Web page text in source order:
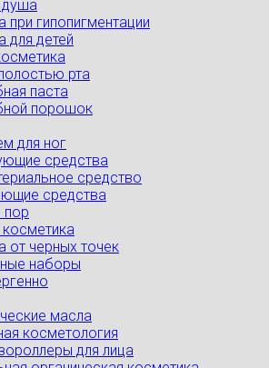
душа
при гипопигментации
для детей
рта
паста
порошок
для ног
средства
средство
средства
пор
от черных точек
наборы
масла
косметология
для лица